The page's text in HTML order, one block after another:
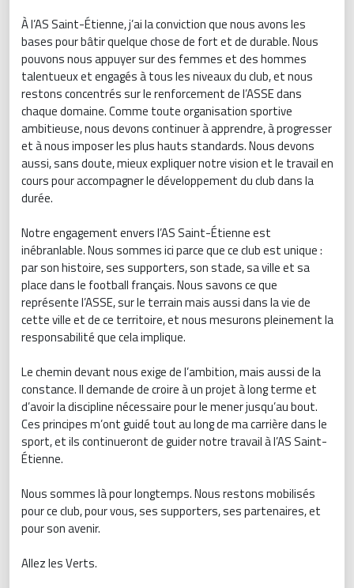
À l’AS Saint-Étienne, j’ai la conviction que nous avons les
bases pour bâtir quelque chose de fort et de durable. Nous
pouvons nous appuyer sur des femmes et des hommes
talentueux et engagés à tous les niveaux du club, et nous
restons concentrés sur le renforcement de l’ASSE dans
chaque domaine. Comme toute organisation sportive
ambitieuse, nous devons continuer à apprendre, à progresser
et à nous imposer les plus hauts standards. Nous devons
aussi, sans doute, mieux expliquer notre vision et le travail en
cours pour accompagner le développement du club dans la
durée.
Notre engagement envers l’AS Saint-Étienne est
inébranlable. Nous sommes ici parce que ce club est unique :
par son histoire, ses supporters, son stade, sa ville et sa
place dans le football français. Nous savons ce que
représente l’ASSE, sur le terrain mais aussi dans la vie de
cette ville et de ce territoire, et nous mesurons pleinement la
responsabilité que cela implique.
Le chemin devant nous exige de l’ambition, mais aussi de la
constance. Il demande de croire à un projet à long terme et
d’avoir la discipline nécessaire pour le mener jusqu’au bout.
Ces principes m’ont guidé tout au long de ma carrière dans le
sport, et ils continueront de guider notre travail à l’AS Saint-
Étienne.
Nous sommes là pour longtemps. Nous restons mobilisés
pour ce club, pour vous, ses supporters, ses partenaires, et
pour son avenir.
Allez les Verts.